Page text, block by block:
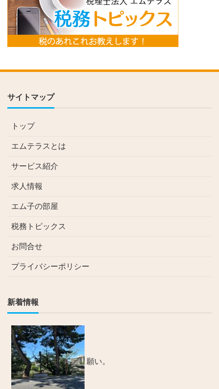
サイトマップ
トップ
エムテラスとは
サービス紹介
求人情報
エム子の部屋
税務トピックス
お問合せ
プライバシーポリシー
新着情報
願い。